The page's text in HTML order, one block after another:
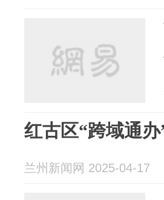
红古区“跨域通
兰州新闻网 2025-04-17